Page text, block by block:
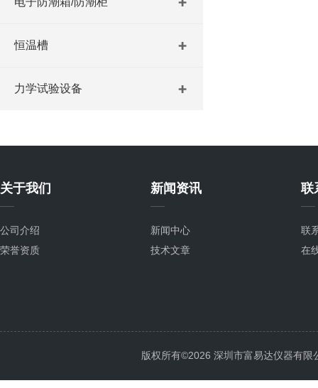
恒温槽
力学试验设备
关于我们
公司介绍
荣誉资质
新闻资讯
新闻中心
技术文章
联
联
在
版权所有©2026 深圳市富易达仪器有